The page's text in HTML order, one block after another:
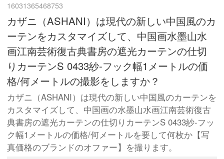
16031365468753
カザニ（ASHANI）は現代の新しい中国風のカ
ーテンをカスタマイズして、中国画水墨山水
画江南芸術復古典書房の遮光カーテンの仕切
りカーテンS 0433紗-フック幅1メートルの価
格/何メートルの撮影をしますか？
カザニ（ASHANI）は現代の新しい中国風のカーテンを
カスタマイズして、中国画の水墨山水画江南芸術復古
典書房の遮光カーテンの仕切りカーテンS 0433紗-フッ
ク幅1メートルの価格/何メートルを要して何枚か【写
真価格のブランドのオファー】を撮ります。